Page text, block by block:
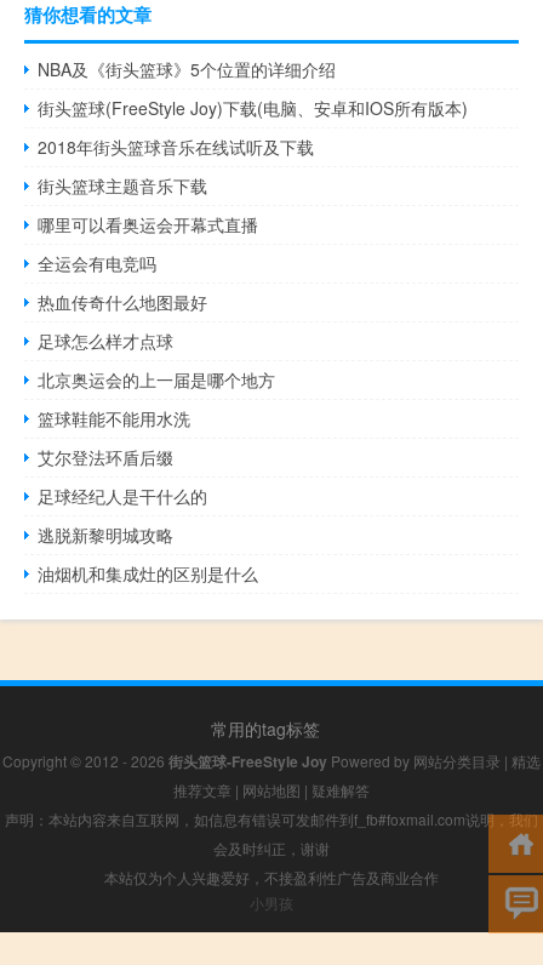
猜你想看的文章
NBA及《街头篮球》5个位置的详细介绍
街头篮球(FreeStyle Joy)下载(电脑、安卓和IOS所有版本)
2018年街头篮球音乐在线试听及下载
街头篮球主题音乐下载
哪里可以看奥运会开幕式直播
全运会有电竞吗
热血传奇什么地图最好
足球怎么样才点球
北京奥运会的上一届是哪个地方
篮球鞋能不能用水洗
艾尔登法环盾后缀
足球经纪人是干什么的
逃脱新黎明城攻略
油烟机和集成灶的区别是什么
常用的tag标签
Copyright © 2012 - 2026 街头篮球-FreeStyle Joy Powered by 网站分类目录 | 精选
推荐文章 | 网站地图 | 疑难解答
声明：本站内容来自互联网，如信息有错误可发邮件到f_fb#foxmail.com说明，我们
会及时纠正，谢谢
本站仅为个人兴趣爱好，不接盈利性广告及商业合作
小男孩